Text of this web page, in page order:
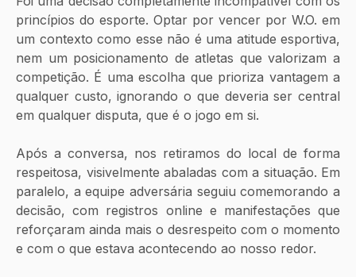
princípios do esporte. Optar por vencer por W.O. em
um contexto como esse não é uma atitude esportiva,
nem um posicionamento de atletas que valorizam a
competição. É uma escolha que prioriza vantagem a
qualquer custo, ignorando o que deveria ser central
em qualquer disputa, que é o jogo em si.
Após a conversa, nos retiramos do local de forma
respeitosa, visivelmente abaladas com a situação. Em
paralelo, a equipe adversária seguiu comemorando a
decisão, com registros online e manifestações que
reforçaram ainda mais o desrespeito com o momento
e com o que estava acontecendo ao nosso redor.